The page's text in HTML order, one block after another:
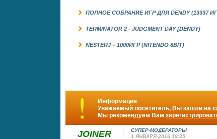
ПОЛНОЕ СОБРАНИЕ ИГР ДЛЯ DENDY (13337
TERMINATOR 2 - JUDGMENT DAY [DENDY]
NESTERJ + 1000ИГР (NITENDO 8BIT)
Информация
Уважаемый посетитель, Вы зашли на
Мы рекомендуем Вам
JOINER
СУПЕР-МОДЕРАТОРЫ
1 ЯНВАРЯ 2016 18:35